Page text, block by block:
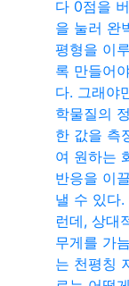
다 0점을
을 눌러 완
평형을 이
록 만들어
다. 그래야
학물질의
한 값을 측
여 원하는
반응을 이
낼 수 있다.
런데, 상대
무게를 가
는 천평칭